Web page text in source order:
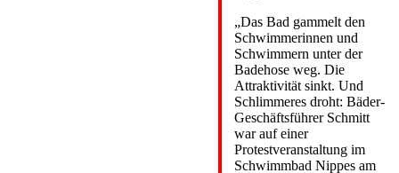
„Das Bad gammelt den
Schwimmerinnen und
Schwimmern unter der
Badehose weg. Die
Attraktivität sinkt. Und
Schlimmeres droht: Bäder-
Geschäftsführer Schmitt
war auf einer
Protestveranstaltung im
Schwimmbad Nippes am